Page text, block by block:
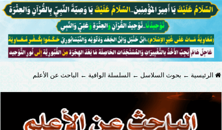
الرئيسية ← بحوث السلاسل ← السلسلة الوافية ← الباحث عن الأعلم